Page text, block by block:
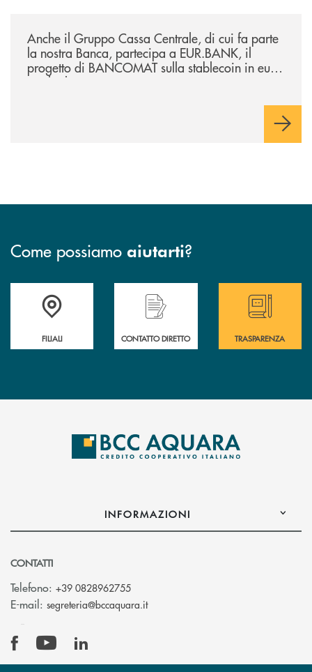
Anche il Gruppo Cassa Centrale, di cui fa parte
la nostra Banca, partecipa a EUR.BANK, il
progetto di BANCOMAT sulla stablecoin in euro
e sul relativo ecosistema
Come possiamo aiutarti?
Trova la filiale più vicina a te
FILIALI
Hai bisogno di assistenza immediata ?
CONTATTO DIRETTO
Hai bisogno di
TRASPARENZA
INFORMAZIONI
CONTATTI
Telefono: +39 0828962755
E-mail: segreteria@bccaquara.it(si apre l’app di posta elettronica)